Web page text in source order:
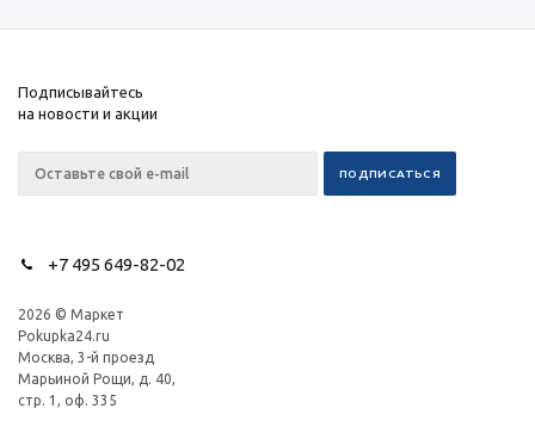
Подписывайтесь
на новости и акции
+7 495 649-82-02
2026 © Маркет
Pokupka24.ru
Москва, 3-й проезд
Марьиной Рощи, д. 40,
стр. 1, оф. 335